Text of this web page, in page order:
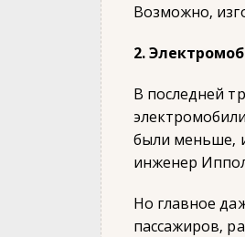
Возможно,
2.
В последней
были меньше,
инженер
Но главное
пассажиров,